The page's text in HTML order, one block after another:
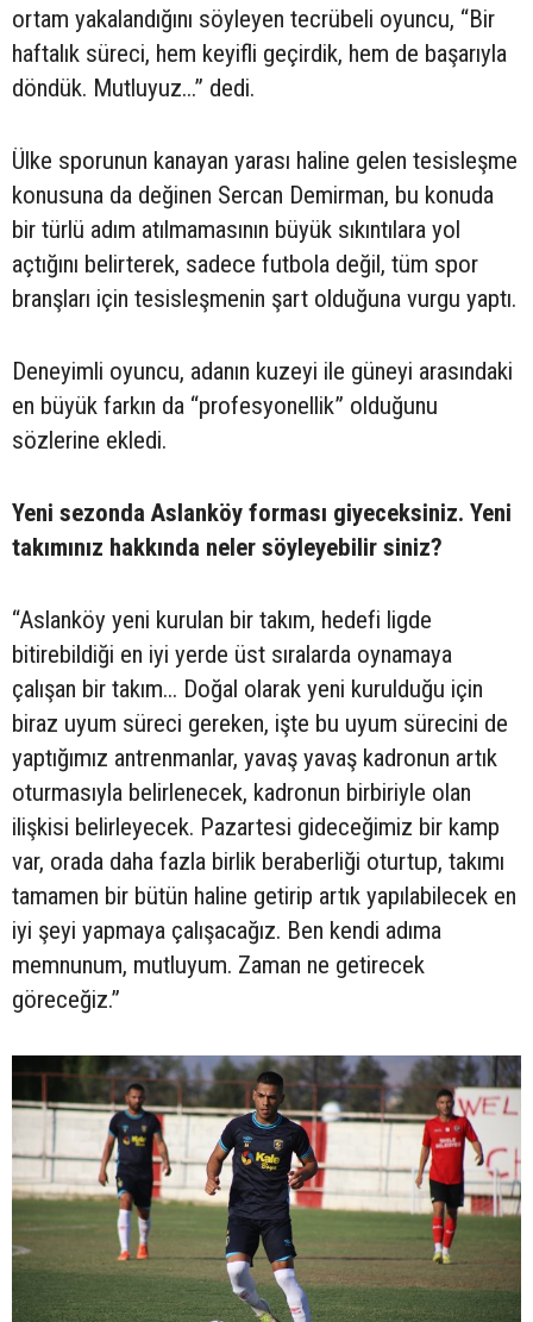
ortam yakalandığını söyleyen tecrübeli oyuncu, “Bir
haftalık süreci, hem keyifli geçirdik, hem de başarıyla
döndük. Mutluyuz...” dedi.
Ülke sporunun kanayan yarası haline gelen tesisleşme
konusuna da değinen Sercan Demirman, bu konuda
bir türlü adım atılmamasının büyük sıkıntılara yol
açtığını belirterek, sadece futbola değil, tüm spor
branşları için tesisleşmenin şart olduğuna vurgu yaptı.
Deneyimli oyuncu, adanın kuzeyi ile güneyi arasındaki
en büyük farkın da “profesyonellik” olduğunu
sözlerine ekledi.
Yeni sezonda Aslanköy forması giyeceksiniz. Yeni
takımınız hakkında neler söyleyebilir siniz?
“Aslanköy yeni kurulan bir takım, hedefi ligde
bitirebildiği en iyi yerde üst sıralarda oynamaya
çalışan bir takım... Doğal olarak yeni kurulduğu için
biraz uyum süreci gereken, işte bu uyum sürecini de
yaptığımız antrenmanlar, yavaş yavaş kadronun artık
oturmasıyla belirlenecek, kadronun birbiriyle olan
ilişkisi belirleyecek. Pazartesi gideceğimiz bir kamp
var, orada daha fazla birlik beraberliği oturtup, takımı
tamamen bir bütün haline getirip artık yapılabilecek en
iyi şeyi yapmaya çalışacağız. Ben kendi adıma
memnunum, mutluyum. Zaman ne getirecek
göreceğiz.”